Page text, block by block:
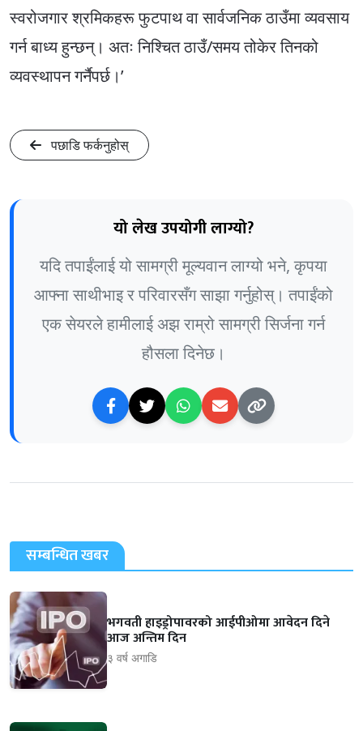
स्वरोजगार श्रमिकहरू फुटपाथ वा सार्वजनिक ठाउँमा व्यवसाय
गर्न बाध्य हुन्छन्। अतः निश्चित ठाउँ/समय तोकेर तिनको
व्यवस्थापन गर्नैपर्छ।’
पछाडि फर्कनुहोस्
यो लेख उपयोगी लाग्यो?
यदि तपाईंलाई यो सामग्री मूल्यवान लाग्यो भने, कृपया
आफ्ना साथीभाइ र परिवारसँग साझा गर्नुहोस्। तपाईंको
एक सेयरले हामीलाई अझ राम्रो सामग्री सिर्जना गर्न
हौसला दिनेछ।
सम्बन्धित खबर
भगवती हाइड्रोपावरको आईपीओमा आवेदन दिने
आज अन्तिम दिन
३ वर्ष अगाडि